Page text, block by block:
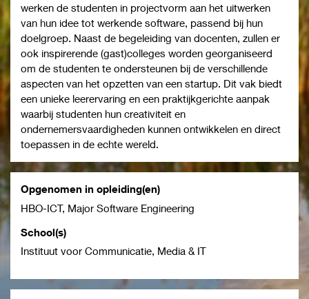
werken de studenten in projectvorm aan het uitwerken
van hun idee tot werkende software, passend bij hun
doelgroep. Naast de begeleiding van docenten, zullen er
ook inspirerende (gast)colleges worden georganiseerd
om de studenten te ondersteunen bij de verschillende
aspecten van het opzetten van een startup. Dit vak biedt
een unieke leerervaring en een praktijkgerichte aanpak
waarbij studenten hun creativiteit en
ondernemersvaardigheden kunnen ontwikkelen en direct
toepassen in de echte wereld.
Opgenomen in opleiding(en)
HBO-ICT, Major Software Engineering
School(s)
Instituut voor Communicatie, Media & IT